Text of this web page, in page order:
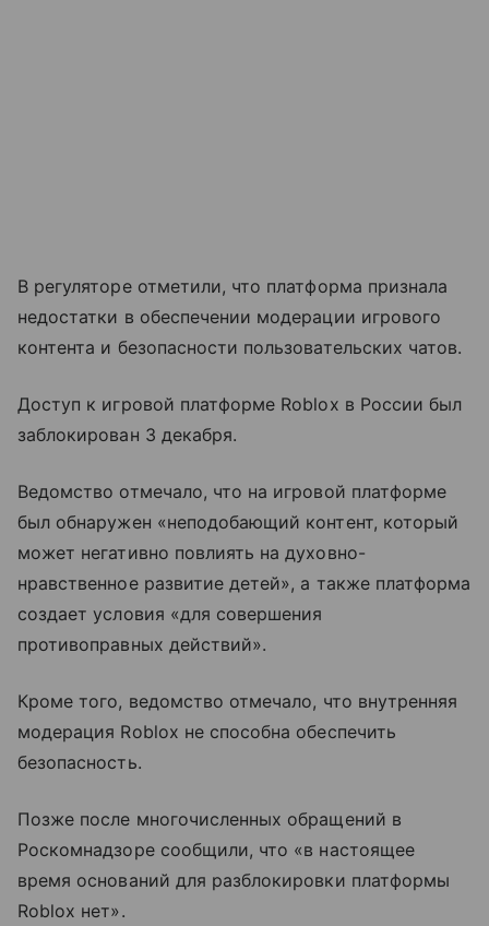
В регуляторе отметили, что платформа признала
недостатки в обеспечении модерации игрового
контента и безопасности пользовательских чатов.
Доступ к игровой платформе Roblox в России был
заблокирован 3 декабря.
Ведомство отмечало, что на игровой платформе
был обнаружен «неподобающий контент, который
может негативно повлиять на духовно-
нравственное развитие детей», а также платформа
создает условия «для совершения
противоправных действий».
Кроме того, ведомство отмечало, что внутренняя
модерация Roblox не способна обеспечить
безопасность.
Позже после многочисленных обращений в
Роскомнадзоре сообщили, что «в настоящее
время оснований для разблокировки платформы
Roblox нет».